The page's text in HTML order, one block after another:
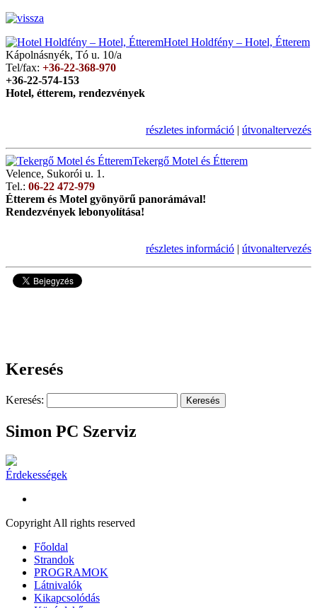
Hotel Holdfény – Hotel, Étterem
Kápolnásnyék, Tó u. 10/a
Tel/fax: +36-22-368-970
+36-22-574-153
Hotel, étterem, rendezvények
részletes információ | útvonaltervezés
Tekergő Motel és Étterem
Velence, Sukorói u. 1.
Tel.: 06-22 472-979
Étterem és Motel gyönyörű panorámával!
Rendezvények lebonyolítása!
részletes információ | útvonaltervezés
Keresés
Keresés:
Simon PC Szerviz
Érdekességek
Copyright All rights reserved
Főoldal
Strandok
PROGRAMOK
Látnivalók
Kikapcsolódás